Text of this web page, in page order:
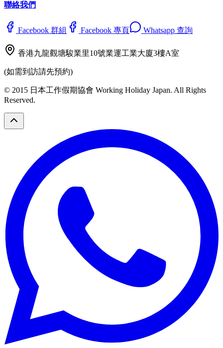
聯絡我們
Facebook 群組 Facebook 專頁 Whatsapp 查詢
香港九龍觀塘駿業里10號業運工業大廈3樓A室
(如需到訪請先預約)
© 2015 日本工作假期協會 Working Holiday Japan. All Rights
Reserved.